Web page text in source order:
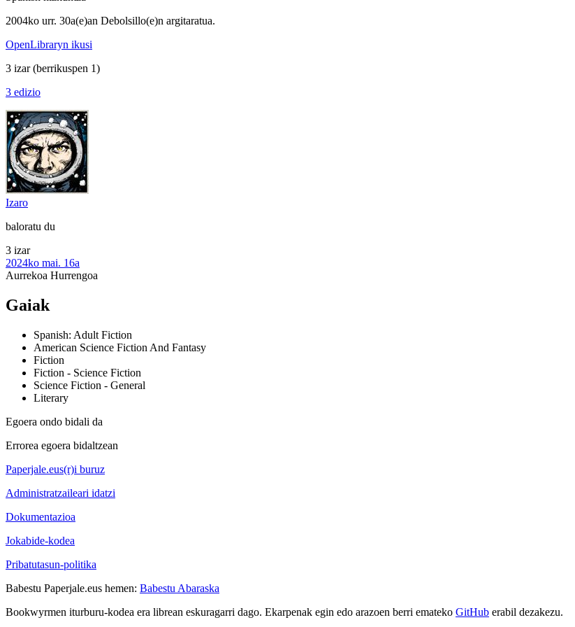
2004ko urr. 30a(e)an Debolsillo(e)n argitaratua.
OpenLibraryn ikusi
3 izar(berrikuspen 1)
3 edizio
Izaro
baloratu du
3 izar
2024ko mai. 16a
Aurrekoa Hurrengoa
Gaiak
Spanish: Adult Fiction
American Science Fiction And Fantasy
Fiction
Fiction - Science Fiction
Science Fiction - General
Literary
Egoera ondo bidali da
Errorea egoera bidaltzean
Paperjale.eus(r)i buruz
Administratzaileari idatzi
Dokumentazioa
Jokabide-kodea
Pribatutasun-politika
Babestu Paperjale.eus hemen: Babestu Abaraska
Bookwyrmen iturburu-kodea era librean eskuragarri dago. Ekarpenak egin edo arazoen berri emateko GitHub erabil dezakezu.